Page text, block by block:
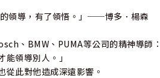
領導，有了領悟。」──博多．楊森
、BMW、PUMA等公司的精神導師
領導別人。」
此對他造成深遠影響。